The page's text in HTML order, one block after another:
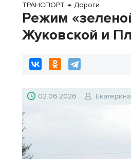
ТРАНСПОРТ → Дороги
Режим
Жуковской и
02.06.2026